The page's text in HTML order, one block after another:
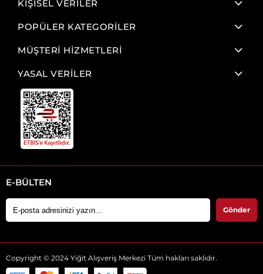
KİŞİSEL VERİLER
POPÜLER KATEGORİLER
MÜŞTERİ HİZMETLERİ
YASAL VERİLER
E-BÜLTEN
Gönder
Copyright © 2024 Yiğit Alışveriş Merkezi Tüm hakları saklıdır.